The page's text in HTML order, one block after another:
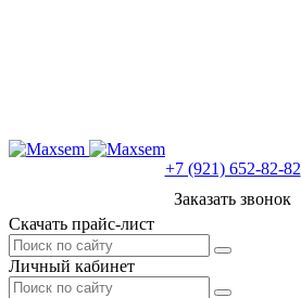
+7 (921) 652-82-82
Заказать звонок
Скачать прайс-лист
Личный кабинет